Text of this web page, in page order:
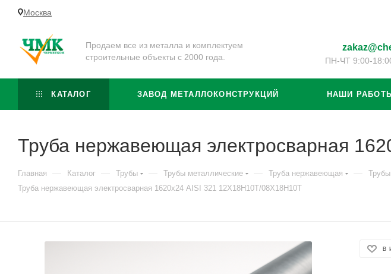
Москва
Продаем все из металла и комплектуем
строительные объекты с 2000 года.
ПН-ЧТ 9:00-
КАТАЛОГ ЗАВОД МЕТАЛЛОКОНСТРУКЦИЙ НАШИ РАБОТЫ
Труба нержавеющая электросварная
Главная — Каталог — Трубы — Трубы металлические — Труба нержавеющая —
Труба нержавеющая электросварная 1620х24 AISI 321 12Х18Н10Т/08Х18Н10Т
В